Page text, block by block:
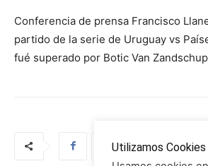
Conferencia de prensa Francisco
partido de la serie de Uruguay vs
fué superado por Botic Van
Utilizamos Cookies